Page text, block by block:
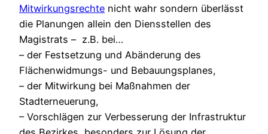
Mitwirkungsrechte nicht wahr sondern überlässt
die Planungen allein den Diensstellen des
Magistrats – z.B. bei…
– der Festsetzung und Abänderung des
Flächenwidmungs- und Bebauungsplanes,
– der Mitwirkung bei Maßnahmen der
Stadterneuerung,
– Vorschlägen zur Verbesserung der Infrastruktur